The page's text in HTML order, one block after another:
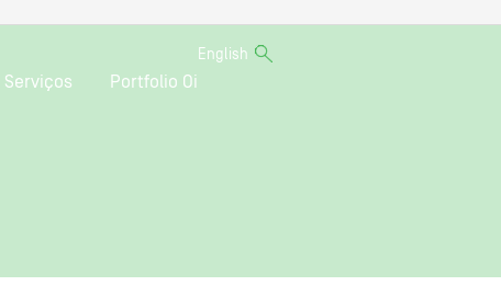
English
Serviços Portfolio Oi